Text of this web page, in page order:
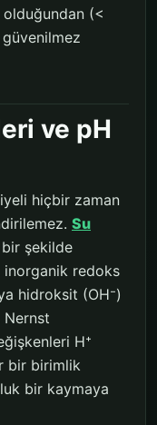
(<
ve pH
hiçbir zaman
Su
bir şekilde
inorganik redoks
hidroksit (OH⁻)
Nernst
H⁺
bir birimlik
bir kaymaya